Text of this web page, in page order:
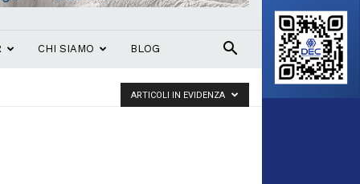
CHI SIAMO BLOG
ARTICOLI IN EVIDENZA